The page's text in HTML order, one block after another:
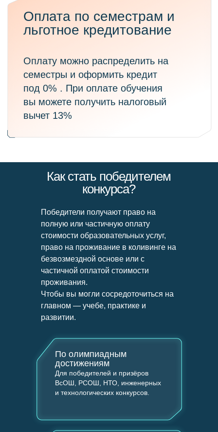
По олимпиадным
достижениям
Для победителей и призёров
ВсОШ, РСОШ, НТО, инженерных
и технологических конкурсов.
Как стать победителем
конкурса?
Победители получают право на
полную или частичную оплату
стоимости образовательных услуг,
право на проживание в коливинге на
безвозмездной основе или с
частичной оплатой стоимости
проживания.
Чтобы вы могли сосредоточиться на
главном — учебе, практике и
развитии.
Программы обучения
Поступающим
О Нижнем Новгороде
Студенческая жизнь